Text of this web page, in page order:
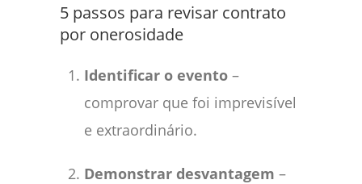
5 passos para revisar contrato
por onerosidade
Identificar o evento –
comprovar que foi imprevisível
e extraordinário.
Demonstrar desvantagem –